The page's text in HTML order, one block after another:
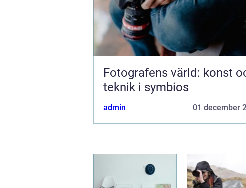
Fotografens värld: konst
teknik i symbios
admin 01 december